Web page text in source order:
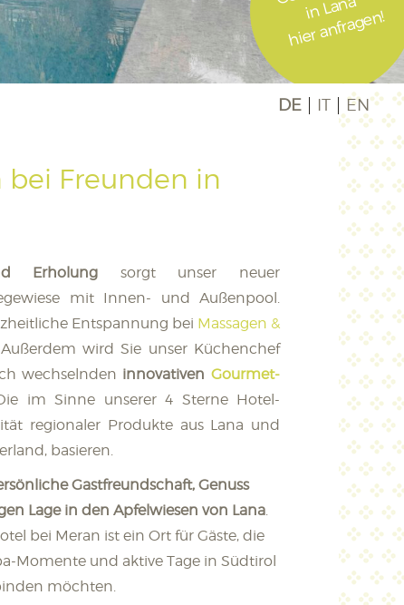
in Lana
hier anfragen!
DE IT EN
bei Freunden in
Erholung sorgt unser neuer
mit Innen- und Außenpool.
Entspannung bei Massagen &
wird Sie unser Küchenchef
wechselnden innovativen Gourmet-
im Sinne unserer 4 Sterne Hotel-
regionaler Produkte aus Lana und
basieren.
Gastfreundschaft, Genuss
Lage in den Apfelwiesen von Lana.
bei Meran ist ein Ort für Gäste, die
Momente und aktive Tage in Südtirol
möchten.